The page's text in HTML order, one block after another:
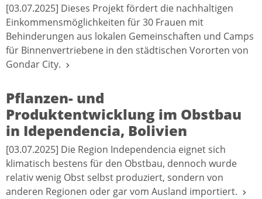
[03.07.2025] Dieses Projekt fördert die nachhaltigen
Einkommensmöglichkeiten für 30 Frauen mit
Behinderungen aus lokalen Gemeinschaften und Camps
für Binnenvertriebene in den städtischen Vororten von
Gondar City.
Pflanzen- und
Produktentwicklung im Obstbau
in Idependencia, Bolivien
[03.07.2025] Die Region Independencia eignet sich
klimatisch bestens für den Obstbau, dennoch wurde
relativ wenig Obst selbst produziert, sondern von
anderen Regionen oder gar vom Ausland importiert.